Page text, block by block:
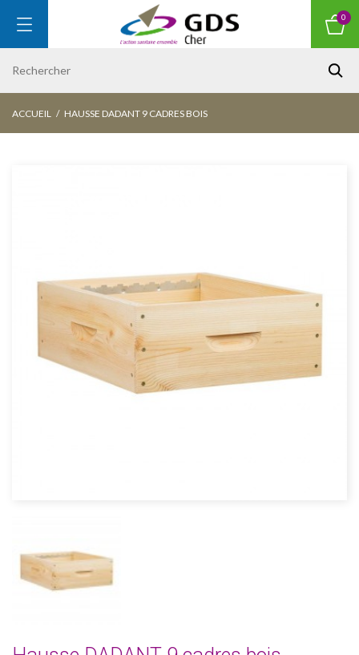
0
ACCUEIL HAUSSE DADANT 9 CADRES BOIS